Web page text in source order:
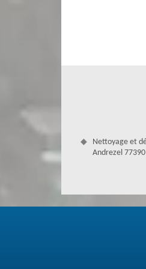
Si vous avez
demande. Notre
travaux pour la
Nettoyage et
Andrezel 77390